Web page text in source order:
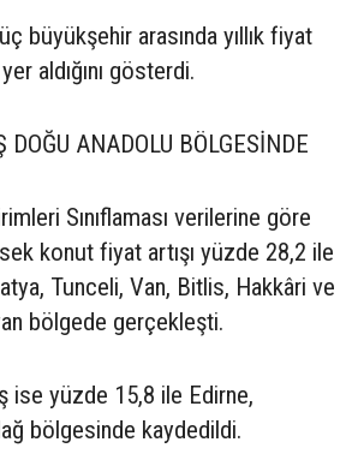
büyükşehir arasında yıllık fiyat
aldığını gösterdi.
DOĞU ANADOLU BÖLGESİNDE
Sınıflaması verilerine göre
konut fiyat artışı yüzde 28,2 ile
Tunceli, Van, Bitlis, Hakkâri ve
bölgede gerçekleşti.
ise yüzde 15,8 ile Edirne,
bölgesinde kaydedildi.